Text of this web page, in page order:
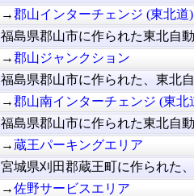
→郡山インターチェンジ (東北道)
福島県郡山市に作られた東北自
→郡山ジャンクション
福島県郡山市に作られた、東北
→郡山南インターチェンジ (東北
福島県郡山市に作られた東北自
→蔵王パーキングエリア
宮城県刈田郡蔵王町に作られた
→佐野サービスエリア